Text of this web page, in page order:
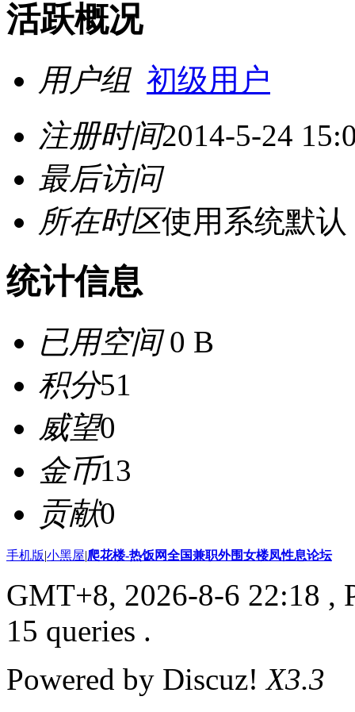
活跃概况
用户组 初级用户
注册时间2014-5-24
最后访问
所在时区使用系统默认
统计信息
已用空间0 B
积分51
威望0
金币13
贡献0
手机版|小黑屋|爬花楼-热饭网全国兼职外围女楼凤性息论坛
GMT+8, 2026-8-6 22:18 ,
15 queries .
Powered by Discuz!X3.3